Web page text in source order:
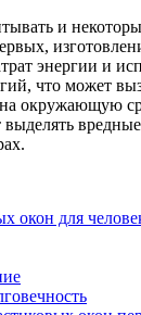
и
энергии и
что может
окружающую
окон для